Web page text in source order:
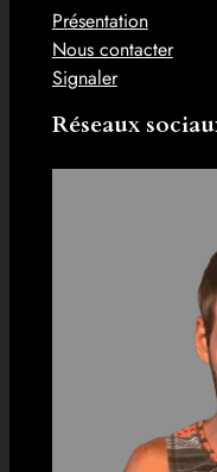
Présentation
Nous contacter
Signaler
Réseaux